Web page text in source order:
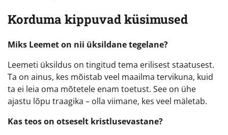
Korduma kippuvad küsimused
Miks Leemet on nii üksildane tegelane?
Leemeti üksildus on tingitud tema erilisest staatusest.
Ta on ainus, kes mõistab veel maailma tervikuna, kuid
ta ei leia oma mõtetele enam toetust. See on ühe
ajastu lõpu traagika – olla viimane, kes veel mäletab.
Kas teos on otseselt kristlusevastane?